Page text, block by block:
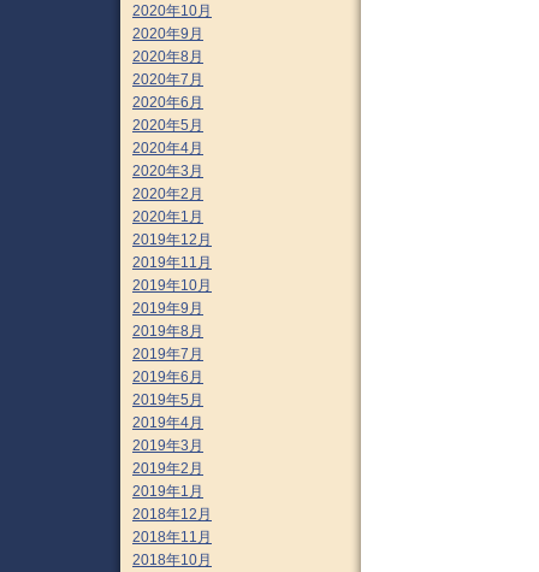
2020年10月
2020年9月
2020年8月
2020年7月
2020年6月
2020年5月
2020年4月
2020年3月
2020年2月
2020年1月
2019年12月
2019年11月
2019年10月
2019年9月
2019年8月
2019年7月
2019年6月
2019年5月
2019年4月
2019年3月
2019年2月
2019年1月
2018年12月
2018年11月
2018年10月